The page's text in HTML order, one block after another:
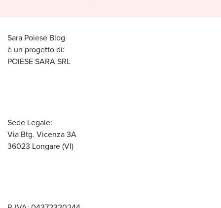
Sara Poiese Blog
è un progetto di:
POIESE SARA SRL
Sede Legale:
Via Btg. Vicenza 3A
36023 Longare (VI)